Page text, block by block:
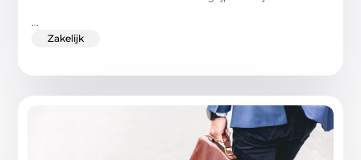
...
Zakelijk